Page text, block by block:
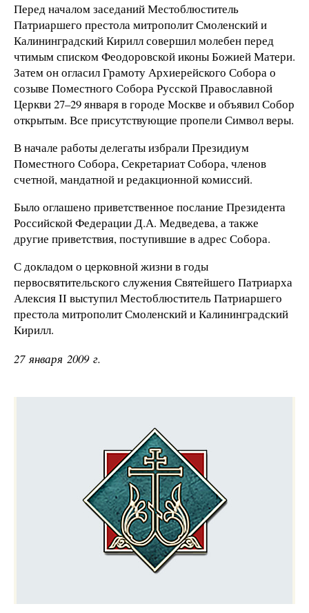
Перед началом заседаний Местоблюститель
Патриаршего престола митрополит Смоленский и
Калининградский Кирилл совершил молебен перед
чтимым списком Феодоровской иконы Божией Матери.
Затем он огласил Грамоту Архиерейского Собора о
созыве Поместного Собора Русской Православной
Церкви 27–29 января в городе Москве и объявил Собор
открытым. Все присутствующие пропели Символ веры.
В начале работы делегаты избрали Президиум
Поместного Собора, Секретариат Собора, членов
счетной, мандатной и редакционной комиссий.
Было оглашено приветственное послание Президента
Российской Федерации Д.А. Медведева, а также
другие приветствия, поступившие в адрес Собора.
С докладом о церковной жизни в годы
первосвятительского служения Святейшего Патриарха
Алексия II выступил Местоблюститель Патриаршего
престола митрополит Смоленский и Калининградский
Кирилл.
27 января 2009 г.